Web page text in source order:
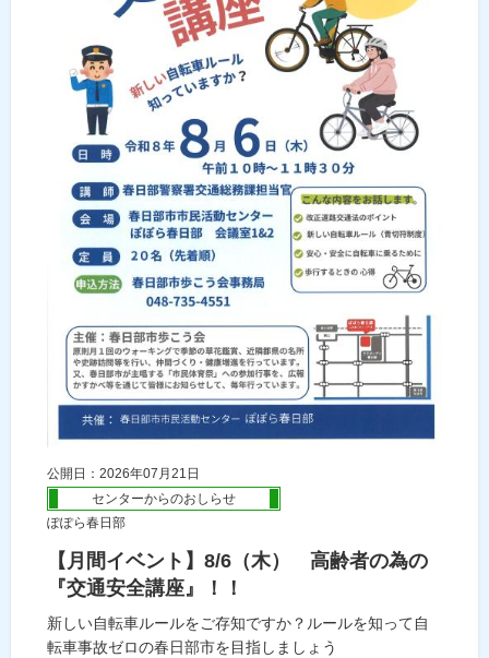
公開日：2026年07月21日
センターからのおしらせ
ぽぽら春日部
【月間イベント】8/6（木） 高齢者の為の
『交通安全講座』！！
新しい自転車ルールをご存知ですか？ルールを知って自
転車事故ゼロの春日部市を目指しましょう